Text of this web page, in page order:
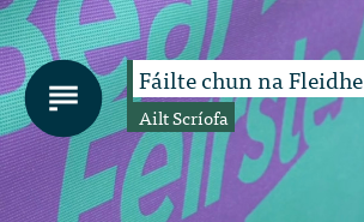
Fáilte chun na Fleidhe
Ailt Scríofa